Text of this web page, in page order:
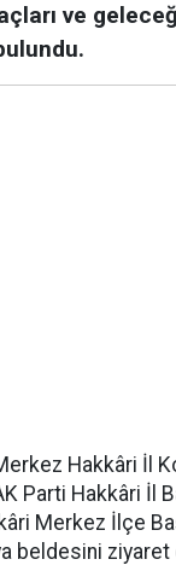
ve
Hakkâri İl
Parti Hakkâri İl
Merkez İlçe
beldesini ziyaret